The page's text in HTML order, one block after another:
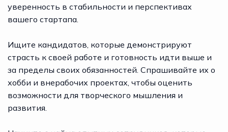
уверенность в стабильности и перспективах
вашего стартапа.
Ищите кандидатов, которые демонстрируют
страсть к своей работе и готовность идти выше и
за пределы своих обязанностей. Спрашивайте их о
хобби и внерабочих проектах, чтобы оценить
возможности для творческого мышления и
развития.